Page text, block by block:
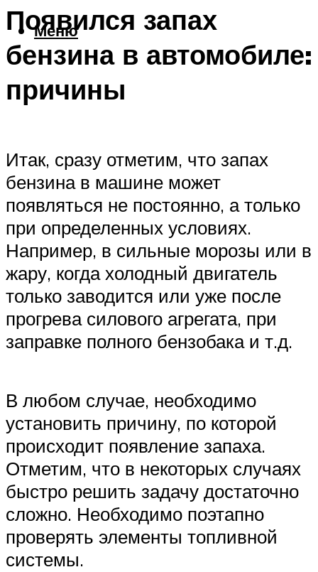
Меню
Появился запах
бензина в автомобиле:
причины
Итак, сразу отметим, что запах
бензина в машине может
появляться не постоянно, а только
при определенных условиях.
Например, в сильные морозы или в
жару, когда холодный двигатель
только заводится или уже после
прогрева силового агрегата, при
заправке полного бензобака и т.д.
В любом случае, необходимо
установить причину, по которой
происходит появление запаха.
Отметим, что в некоторых случаях
быстро решить задачу достаточно
сложно. Необходимо поэтапно
проверять элементы топливной
системы.